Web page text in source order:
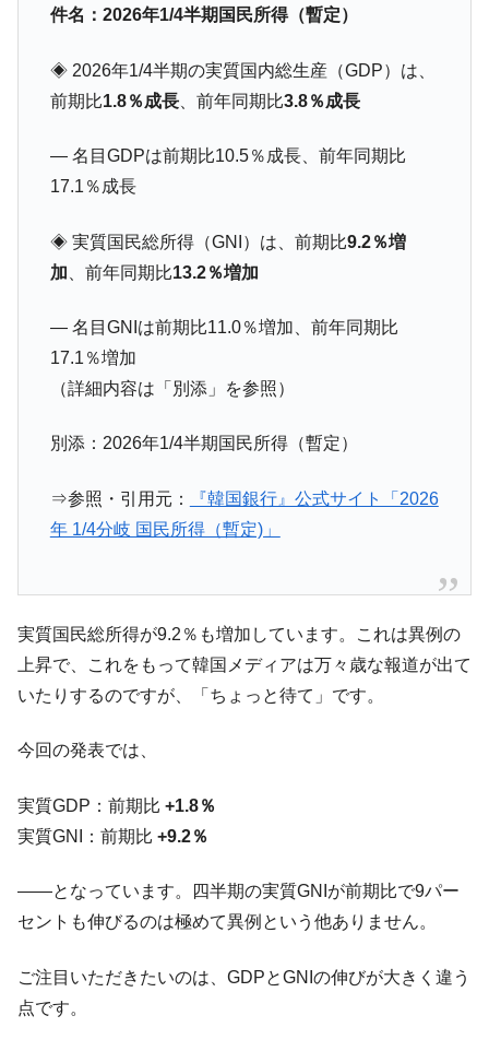
だ。
『Money1』
『韓国銀行』が「金の保有量を増やしま
す」⇒「金を経由するドル入手」手段ではないのか？
ル」まで拡大 ⇒ 海外資金の動きに強く左右される状態
『Money1』
『Money1』
韓国大統領府ボンクラ政策室長が告発され
た ⇒ 国家が行った恐るべき株価操作であり、空前の国政壟
『Money1』
韓国･警察職員が「丸刈りになって抗議活
動」
『Money1』
中国だけが鉄鋼輸出を異常増加させる ⇒ 中
『Money1』
韓国製造業「半導体絶好調」のウラで他業
『Money1』
【米韓激突案件】韓国消費者院が『クーパ
ン』1人当たり賠償10万ウォンを認定 ⇒ 総額3兆7,000億
「KDDX」1番艦、2032年竣工と公示
『Money1』
【対日本円】ウォン安が急進！ 日米の協調
に韓国がいっちょがみしたのでは。
は韓国で『BYD』車は売れている。6カ月で対前年同期比
『Money1』
在韓米国大使スティールが着韓！⇒ さっそ
く空港に詰めかけ「出て行け！」「極右勢力」のプラカー
『Money1』
韓国政府「2035年までに18.4GW規模のAIデ
ータセンター整備」⇒ だから無理だってば。
ほぼ終わった」
『Money1』
件名：2026年1/4半期国民所得（暫定）
◈ 2026年1/4半期の実質国内総生産（GDP）は、
前期比1.8％成長、前年同期比3.8％成長
― 名目GDPは前期比10.5％成長、前年同期比
17.1％成長
◈ 実質国民総所得（GNI）は、前期比9.2％増
加 、前年同期比13.2％増加
― 名目GNIは前期比11.0％増加、前年同期比
17.1％増加
（詳細内容は「別添」を参照）
別添：2026年1/4半期国民所得（暫定）
⇒参照・引用元：
『韓国銀行』公式サイト「2026
年 1/4分岐 国民所得（暫定)」
実質国民総所得が9.2％も増加しています。これは異例の
上昇で、これをもって韓国メディアは万々歳な報道が出て
いたりするのですが、「ちょっと待て」です。
今回の発表では、
実質GDP：前期比 +1.8％
実質GNI：前期比 +9.2％
――となっています。四半期の実質GNIが前期比で9パー
セントも伸びるのは極めて異例という他ありません。
ご注目いただきたいのは、GDPとGNIの伸びが大きく違う
点です。